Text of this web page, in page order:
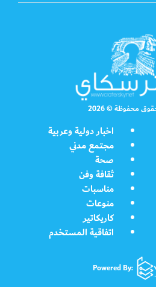
محفوظة © 2026
اخبار دولية وعربية
مجتمع مدني
صحة
ثقافة وفن
مناسبات
منوعات
كاريكاتير
اتفاقية المستخدم
Powered By: